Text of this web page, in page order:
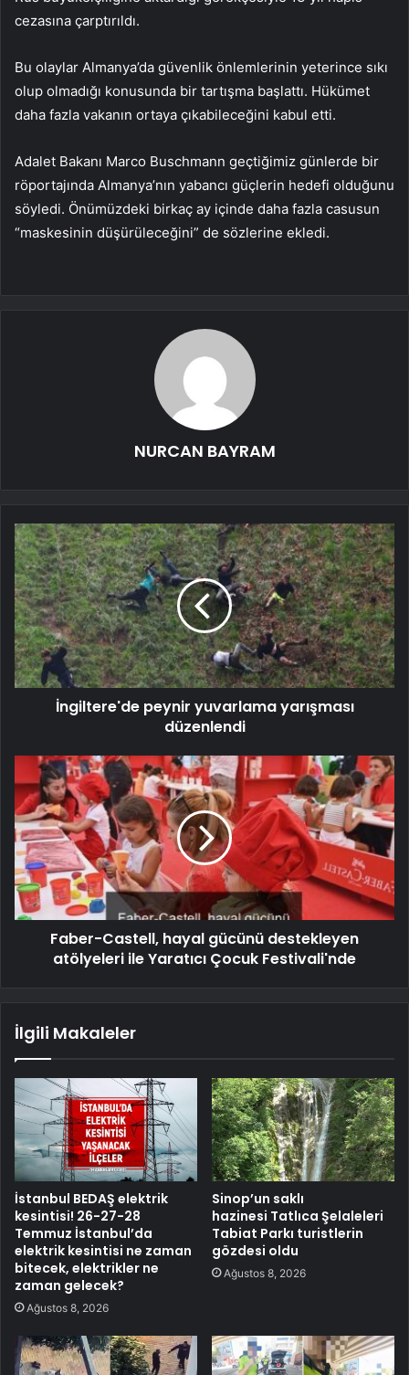
cezasına çarptırıldı.
Bu olaylar Almanya’da güvenlik önlemlerinin yeterince sıkı
olup olmadığı konusunda bir tartışma başlattı. Hükümet
daha fazla vakanın ortaya çıkabileceğini kabul etti.
Adalet Bakanı Marco Buschmann geçtiğimiz günlerde bir
röportajında Almanya’nın yabancı güçlerin hedefi olduğunu
söyledi. Önümüzdeki birkaç ay içinde daha fazla casusun
“maskesinin düşürüleceğini” de sözlerine ekledi.
NURCAN BAYRAM
İngiltere'de peynir yuvarlama yarışması
düzenlendi
Faber-Castell, hayal gücünü destekleyen
atölyeleri ile Yaratıcı Çocuk Festivali'nde
İlgili Makaleler
İstanbul BEDAŞ elektrik
kesintisi! 26-27-28
Temmuz İstanbul’da
elektrik kesintisi ne zaman
bitecek, elektrikler ne
zaman gelecek?
Ağustos 8, 2026
Sinop’un saklı
hazinesi Tatlıca Şelaleleri
Tabiat Parkı turistlerin
gözdesi oldu
Ağustos 8, 2026